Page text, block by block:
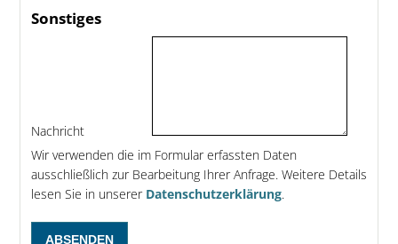
Sonstiges
Nachricht
Wir verwenden die im Formular erfassten Daten
ausschließlich zur Bearbeitung Ihrer Anfrage. Weitere Details
lesen Sie in unserer Datenschutzerklärung.